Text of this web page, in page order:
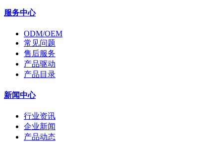
服务中心
ODM/OEM
常见问题
售后服务
产品驱动
产品目录
新闻中心
行业资讯
企业新闻
产品动态